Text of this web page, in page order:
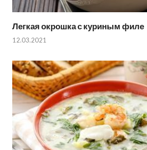
Легкая окрошка с куриным филе
12.03.2021